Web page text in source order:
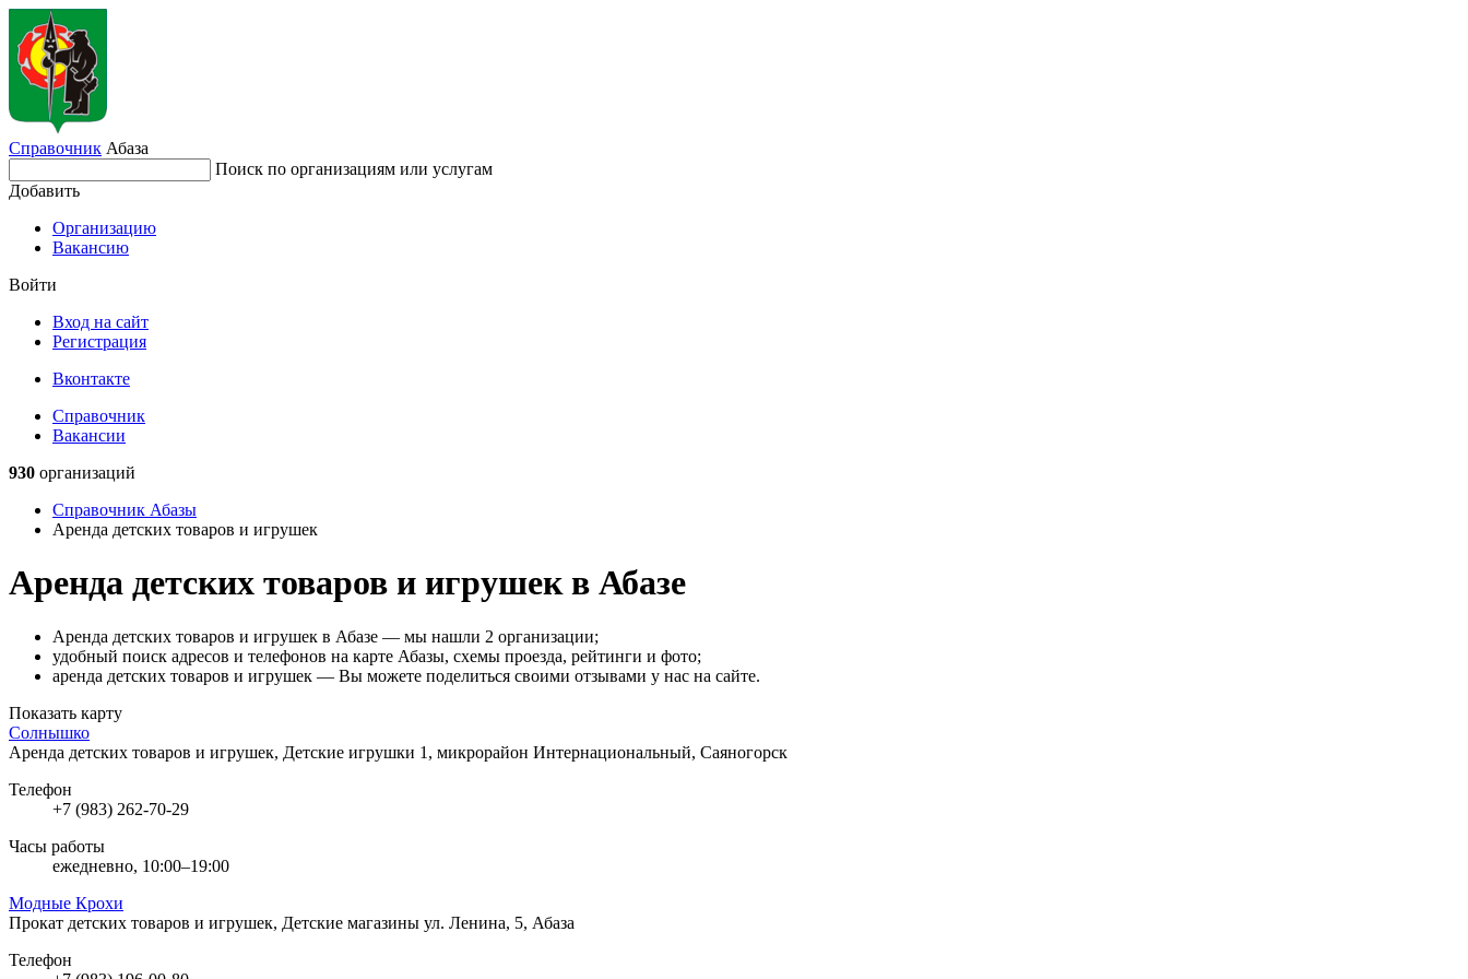
Справочник Абаза
Поиск по организациям или услугам
Добавить
Организацию
Вакансию
Войти
Вход на сайт
Регистрация
Вконтакте
Справочник
Вакансии
930 организаций
Справочник Абазы
Аренда детских товаров и игрушек
Аренда детских товаров и игрушек в Абазе
Аренда детских товаров и игрушек в Абазе — мы нашли 2 организации;
удобный поиск адресов и телефонов на карте Абазы, схемы проезда, рейтинги и фото;
аренда детских товаров и игрушек — Вы можете поделиться своими отзывами у нас на сайте.
Показать карту
Солнышко
Аренда детских товаров и игрушек, Детские игрушки 1, микрорайон Интернациональный, Саяногорск
Телефон
+7 (983) 262-70-29
Часы работы
ежедневно, 10:00–19:00
Модные Крохи
Прокат детских товаров и игрушек, Детские магазины ул. Ленина, 5, Абаза
Телефон